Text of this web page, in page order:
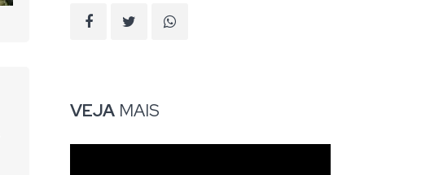
VEJA MAIS